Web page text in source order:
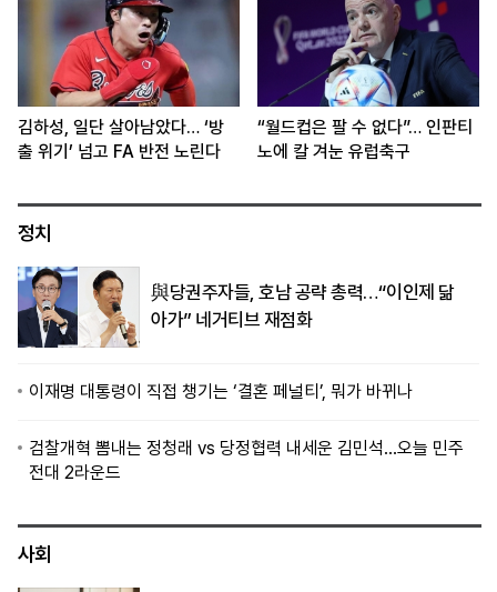
김하성, 일단 살아남았다… ‘방
출 위기’ 넘고 FA 반전 노린다
“월드컵은 팔 수 없다”… 인판티
노에 칼 겨눈 유럽축구
정치
與당권주자들, 호남 공략 총력…“이인제 닮
아가” 네거티브 재점화
이재명 대통령이 직접 챙기는 ‘결혼 페널티’, 뭐가 바뀌나
검찰개혁 뽐내는 정청래 vs 당정협력 내세운 김민석…오늘 민주
전대 2라운드
사회